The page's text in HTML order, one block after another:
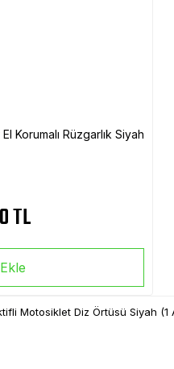
Korumalı Rüzgarlık Siyah
TL